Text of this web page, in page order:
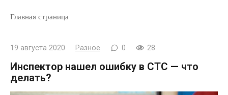
Главная страница
19 августа 2020 Разное 0 28
Инспектор нашел ошибку в СТС — что
делать?